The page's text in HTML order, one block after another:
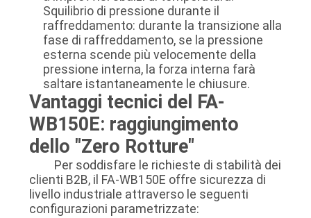
Squilibrio di pressione durante il
raffreddamento: durante la transizione alla
fase di raffreddamento, se la pressione
esterna scende più velocemente della
pressione interna, la forza interna farà
saltare istantaneamente le chiusure.
Vantaggi tecnici del FA-
WB150E: raggiungimento
dello "Zero Rotture"
Per soddisfare le richieste di stabilità dei
clienti B2B, il FA-WB150E offre sicurezza di
livello industriale attraverso le seguenti
configurazioni parametrizzate: